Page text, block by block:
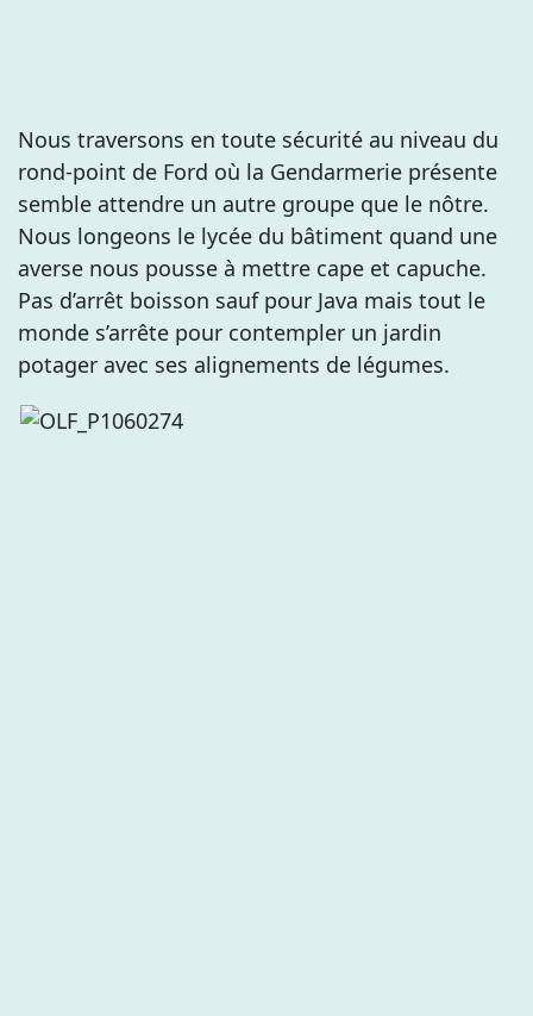
Nous traversons en toute sécurité au niveau du
rond-point de Ford où la Gendarmerie présente
semble attendre un autre groupe que le nôtre.
Nous longeons le lycée du bâtiment quand une
averse nous pousse à mettre cape et capuche.
Pas d’arrêt boisson sauf pour Java mais tout le
monde s’arrête pour contempler un jardin
potager avec ses alignements de légumes.